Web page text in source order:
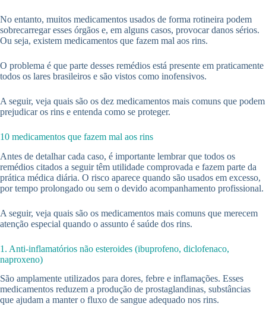
No entanto, muitos medicamentos usados de forma rotineira podem
sobrecarregar esses órgãos e, em alguns casos, provocar danos sérios.
Ou seja, existem medicamentos que fazem mal aos rins.
O problema é que parte desses remédios está presente em praticamente
todos os lares brasileiros e são vistos como inofensivos.
A seguir, veja quais são os dez medicamentos mais comuns que podem
prejudicar os rins e entenda como se proteger.
10 medicamentos que fazem mal aos rins
Antes de detalhar cada caso, é importante lembrar que todos os
remédios citados a seguir têm utilidade comprovada e fazem parte da
prática médica diária. O risco aparece quando são usados em excesso,
por tempo prolongado ou sem o devido acompanhamento profissional.
A seguir, veja quais são os medicamentos mais comuns que merecem
atenção especial quando o assunto é saúde dos rins.
1. Anti-inflamatórios não esteroides (ibuprofeno, diclofenaco,
naproxeno)
São amplamente utilizados para dores, febre e inflamações. Esses
medicamentos reduzem a produção de prostaglandinas, substâncias
que ajudam a manter o fluxo de sangue adequado nos rins.